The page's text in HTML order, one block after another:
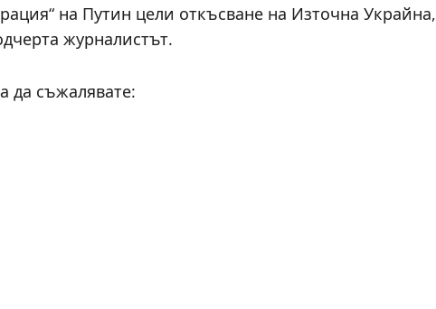
на Путин цели откъсване на Източна Украйна,
журналистът.
да съжалявате: